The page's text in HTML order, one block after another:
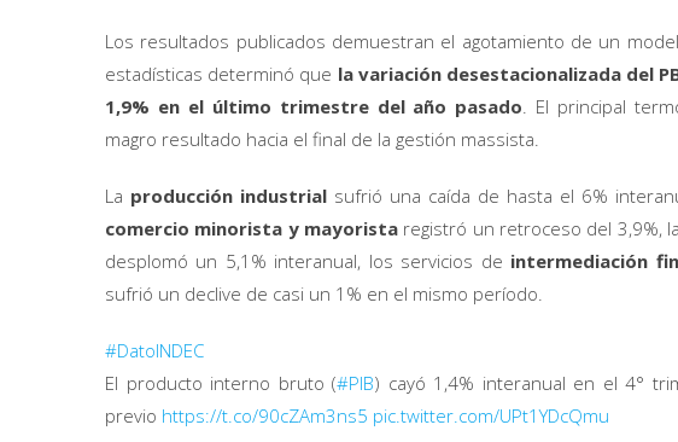
Los resultados publicados demuestran el agotamiento de un
estadísticas determinó que la variación desestacionalizada del
1,9% en el último trimestre del año pasado. El principal
magro resultado hacia el final de la gestión massista.
La producción industrial sufrió una caída de hasta el 6%
comercio minorista y mayorista registró un retroceso del 3,9%, la
desplomó un 5,1% interanual, los servicios de intermediación
sufrió un declive de casi un 1% en el mismo período.
#DatoINDEC
El producto interno bruto (#PIB) cayó 1,4% interanual en el 4°
previo https://t.co/90cZAm3ns5 pic.twitter.com/UPt1YDcQmu